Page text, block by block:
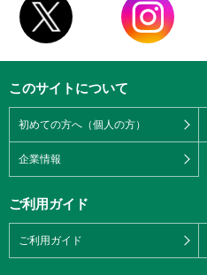
このサイトについて
初めての方へ（個人の方）
企業情報
ご利用ガイド
ご利用ガイド